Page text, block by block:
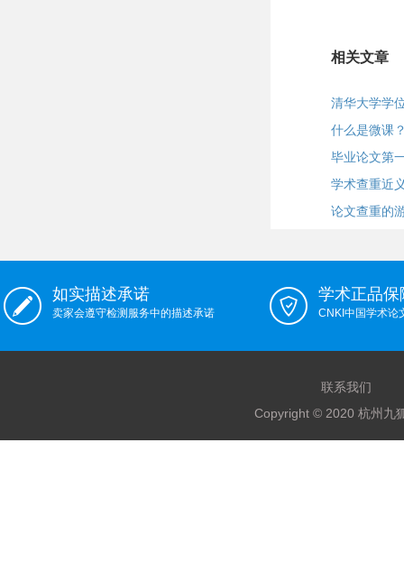
相关文章
清华大学学
什么是微课
毕业论文第
学术查重近
论文查重的
如实描述承诺
卖家会遵守检测服务中的描述承诺
学术正品保
CNKI中国学术论
联系我们
Copyright © 2020 杭州九